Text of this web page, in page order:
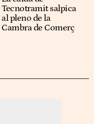
Tecnotramit salpica
al pleno de la
Cambra de Comerç